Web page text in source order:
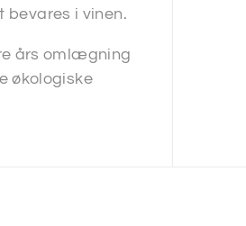
bevares i vinen.
års omlægning
økologiske